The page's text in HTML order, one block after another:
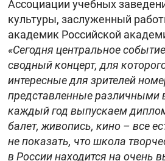
Ассоциации учебных
культуры, заслуженный
академик Российской
«Сегодня центральное
сводный концерт, для
интересные для зрителей
представленные различными
каждый год выпускаем
балет, живопись, кино – все
не показать, что школа
в России находится на очень